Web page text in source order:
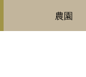
農園